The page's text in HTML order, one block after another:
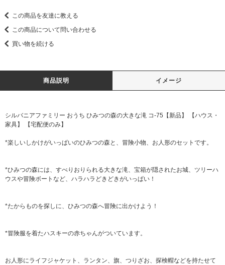
この商品を友達に教える
この商品について問い合わせる
買い物を続ける
商品説明 イメージ
シルバニアファミリー おうち ひみつの森の大きな滝 コ-75【新品】 【ハウス・
家具】 【宅配便のみ】
*楽しいしかけがいっぱいのひみつの森と、冒険小物、お人形のセットです。
*ひみつの森には、すべりおりられる大きな滝、宝箱が隠されたお城、ツリーハ
ウスや冒険ボートなど、ハラハラどきどきがいっぱい！
*たからものを探しに、ひみつの森へ冒険に出かけよう！
*冒険服を着たハスキーの赤ちゃんがついています。
お人形にライフジャケット、ランタン、旗、つりざお、探検帽などを持たせて